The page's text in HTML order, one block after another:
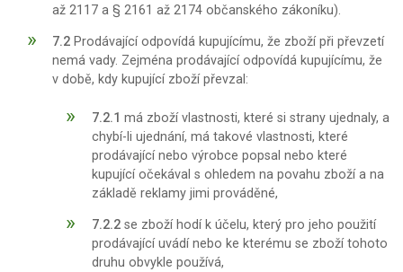
až 2117 a § 2161 až 2174 občanského zákoníku).
7.2 Prodávající odpovídá kupujícímu, že zboží při převzetí
nemá vady. Zejména prodávající odpovídá kupujícímu, že
v době, kdy kupující zboží převzal:
7.2.1 má zboží vlastnosti, které si strany ujednaly, a
chybí-li ujednání, má takové vlastnosti, které
prodávající nebo výrobce popsal nebo které
kupující očekával s ohledem na povahu zboží a na
základě reklamy jimi prováděné,
7.2.2se zboží hodí k účelu, který pro jeho použití
prodávající uvádí nebo ke kterému se zboží tohoto
druhu obvykle používá,